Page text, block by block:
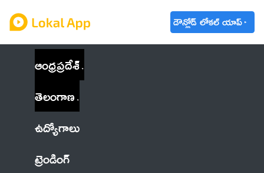
డౌన్లోడ్ లోకల్ యాప్
ఆంధ్రప్రదేశ్
తెలంగాణ
ఉద్యోగాలు
ట్రెండింగ్